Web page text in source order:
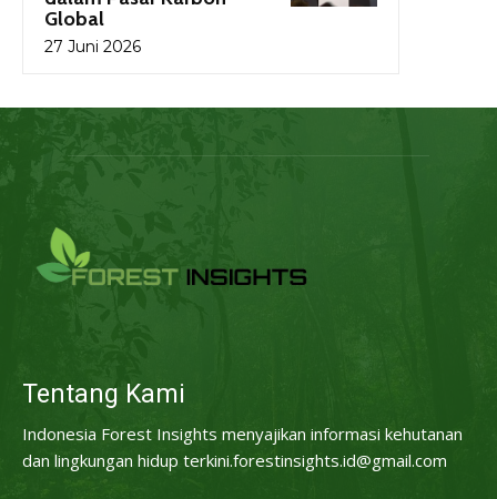
Global
27 Juni 2026
Tentang Kami
Indonesia Forest Insights menyajikan informasi kehutanan
dan lingkungan hidup terkini.forestinsights.id@gmail.com